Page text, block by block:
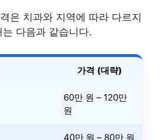
은 치과와 지역에 따라 다르지
다음과 같습니다.
가격 (대략)
60만 원 – 120만
원
40만 원 – 80만 원